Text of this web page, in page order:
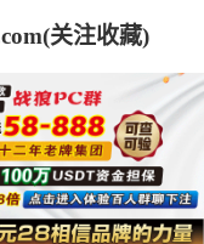
关注收藏)